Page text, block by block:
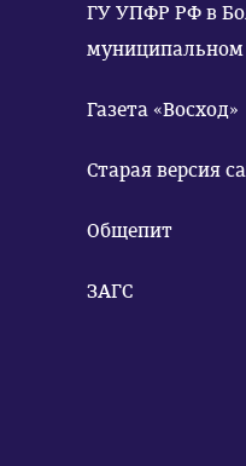
ГУ УПФР РФ в
муниципальном
Газета «Восход»
Старая версия
Общепит
ЗАГС